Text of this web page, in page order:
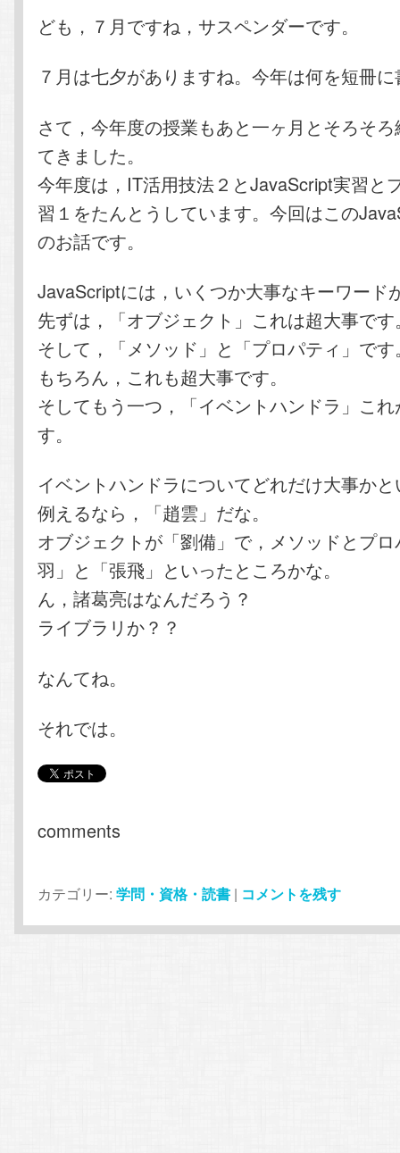
ども，７月ですね，サスペンダーです。
７月は七夕がありますね。今年は何を短冊
さて，今年度の授業もあと一ヶ月とそろそ
てきました。
今年度は，IT活用技法２とJavaScript実習と
習１をたんとうしています。今回はこの
のお話です。
JavaScriptには，いくつか大事なキーワード
先ずは，「オブジェクト」これは超大事です
そして，「メソッド」と「プロパティ」です
もちろん，これも超大事です。
そしてもう一つ，「イベントハンドラ」こ
す。
イベントハンドラについてどれだけ大事か
例えるなら，「趙雲」だな。
オブジェクトが「劉備」で，メソッドとプ
羽」と「張飛」といったところかな。
ん，諸葛亮はなんだろう？
ライブラリか？？
なんてね。
それでは。
comments
カテゴリー: 学問・資格・読書 | コメントを残す